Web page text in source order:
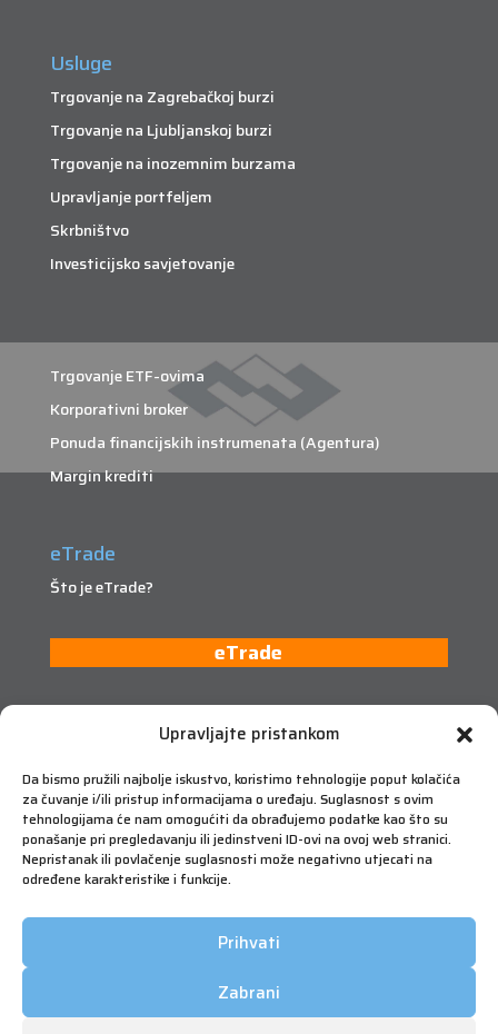
Upravljajte pristankom
Da bismo pružili najbolje iskustvo, koristimo tehnologije poput kolačića
za čuvanje i/ili pristup informacijama o uređaju. Suglasnost s ovim
tehnologijama će nam omogućiti da obrađujemo podatke kao što su
ponašanje pri pregledavanju ili jedinstveni ID-ovi na ovoj web stranici.
Nepristanak ili povlačenje suglasnosti može negativno utjecati na
određene karakteristike i funkcije.
Prihvati
Zabrani
Usluge
Trgovanje na Zagrebačkoj burzi
Trgovanje na Ljubljanskoj burzi
Trgovanje na inozemnim burzama
Upravljanje portfeljem
Skrbništvo
Investicijsko savjetovanje
Trgovanje ETF-ovima
Korporativni broker
Ponuda financijskih instrumenata (Agentura)
Margin krediti
eTrade
Što je eTrade?
eTrade